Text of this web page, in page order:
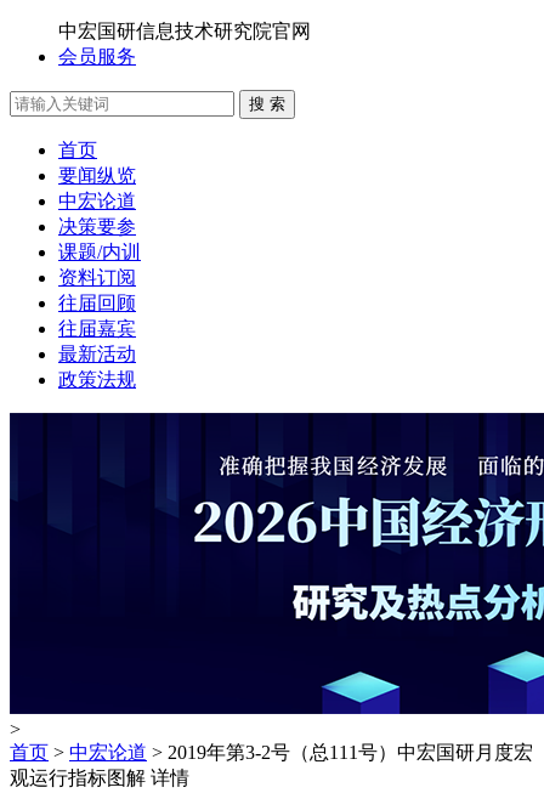
中宏国研信息技术研究院官网
会员服务
搜 索
首页
要闻纵览
中宏论道
决策要参
课题/内训
资料订阅
往届回顾
往届嘉宾
最新活动
政策法规
>
首页 > 中宏论道 > 2019年第3-2号（总111号）中宏国研月度宏
观运行指标图解 详情